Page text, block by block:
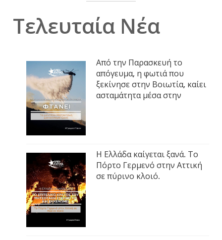
Τελευταία Νέα
Από την Παρασκευή το
απόγευμα, η φωτιά που
ξεκίνησε στην Βοιωτία, καίει
ασταμάτητα μέσα στην
Η Ελλάδα καίγεται ξανά. Το
Πόρτο Γερμενό στην Αττική
σε πύρινο κλοιό.